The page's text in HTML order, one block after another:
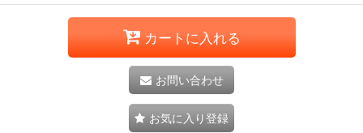
カートに入れる
お問い合わせ
お気に入り登録